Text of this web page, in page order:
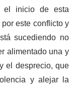
el inicio de esta
este conflicto y
sucediendo no
alimentado una y
el desprecio, que
y alejar la